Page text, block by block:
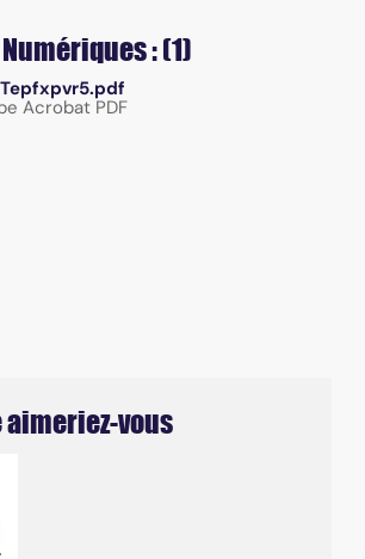
: (1)
Acrobat PDF
aimeriez-vous